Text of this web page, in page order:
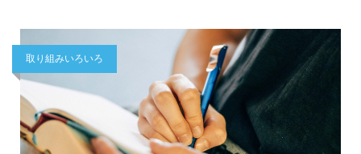
取り組みいろいろ